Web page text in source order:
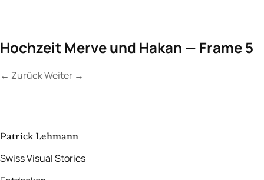
Hochzeit Merve und Hakan — Frame 5
← ZurückWeiter →
aufnehmen→
Patrick Lehmann
Swiss Visual Stories